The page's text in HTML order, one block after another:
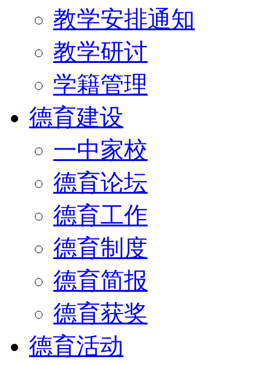
教学安排通知
教学研讨
学籍管理
德育建设
一中家校
德育论坛
德育工作
德育制度
德育简报
德育获奖
德育活动